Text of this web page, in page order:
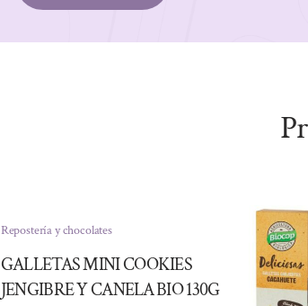
Repostería y chocolates
GALLETAS MINI COOKIES
JENGIBRE Y CANELA BIO 130G